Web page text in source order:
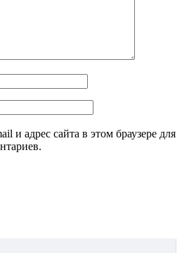
и адрес сайта в этом браузере для